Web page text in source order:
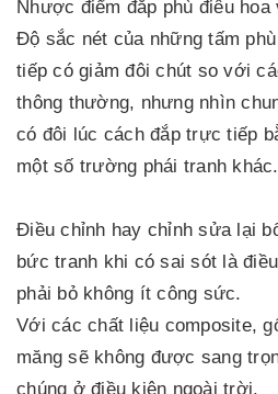
Nhược điểm đắp phù điêu hoa
Độ sắc nét của những tấm
tiếp có giảm đôi chút so với
thông thường, nhưng nhìn
có đôi lúc cách đắp trực tiếp
một số trường phái tranh khác.
Điều chỉnh hay chỉnh sửa lại
bức tranh khi có sai sót là
phải bỏ không ít công sức.
Với các chất liệu composite,
măng sẽ không được sang
chúng ở điều kiện ngoài trời.